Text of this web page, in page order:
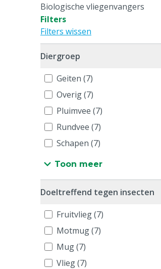
Biologische vliegenvangers
Filters
Filters wissen
Diergroep
Geiten (7)
Overig (7)
Pluimvee (7)
Rundvee (7)
Schapen (7)
Toon meer
Doeltreffend tegen insecten
Fruitvlieg (7)
Motmug (7)
Mug (7)
Vlieg (7)